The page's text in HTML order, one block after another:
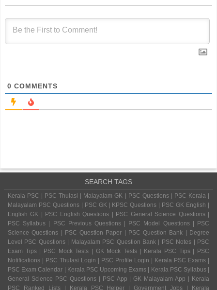
0 COMMENTS
SEARCH TAGS
Kerala PSC | PSC Thulasi | Malayalam GK | PSC Questions | PSC Kerala |
Malayalam PSC Questions | PSC GK | KPSC Questions | PSC GK English |
English GK | PSC English Questions | PSC General Science Questions |
PSC Syllabus | PSC Previous Questions | PSC Model Questions | PSC
Science Questions | PSC Question Paper | PSC Question Bank | Degree
Level PSC Questions | Malayalam PSC Question Bank | PSC Notes | PSC
Exam Tips | PSC Mock Tests | GK Mock Tests | Kerala PSC Tips | PSC
Notifications | PSC Thulasi Login | PSC Profile Login | Kerala PSC Exams |
PSC Exam Calendar | Kerala PSC Upcoming Exams | Kerala PSC Syllabus |
General Science PSC Questions | PSC App | GK Malayalam App | Kerala
PSC Ranked Lists | Kerala PSC Helper | Government Jobs | Kerala